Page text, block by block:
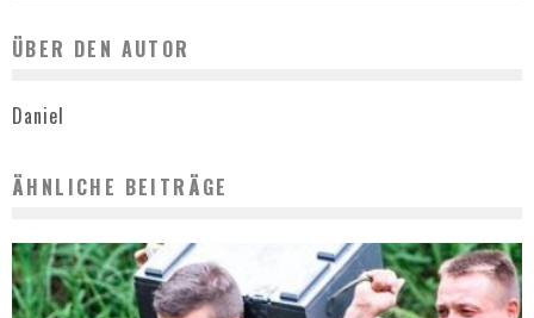
ÜBER DEN AUTOR
Daniel
ÄHNLICHE BEITRÄGE